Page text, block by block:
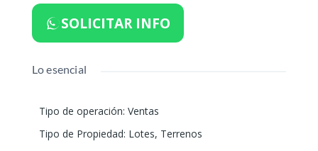
SOLICITAR INFO
Lo esencial
Tipo de operación: Ventas
Tipo de Propiedad: Lotes, Terrenos